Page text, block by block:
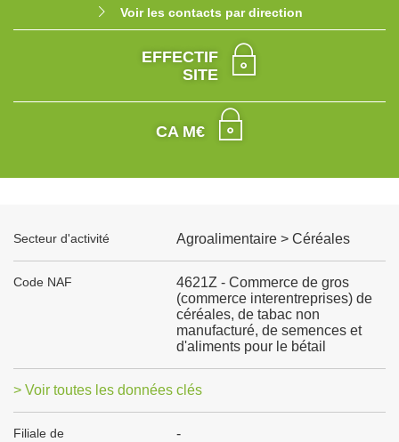
Voir les contacts par direction
EFFECTIF
SITE
CA M€
Secteur d'activité Agroalimentaire > Céréales
Code NAF
4621Z - Commerce de gros
(commerce interentreprises) de
céréales, de tabac non
manufacturé, de semences et
d'aliments pour le bétail
> Voir toutes les données clés
Filiale de -